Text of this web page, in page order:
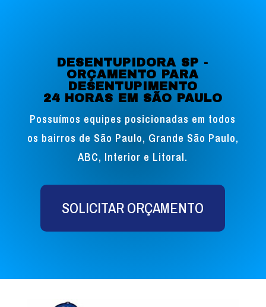
DESENTUPIDORA SP -
ORÇAMENTO PARA
DESENTUPIMENTO
24 HORAS EM SÃO PAULO
Possuímos equipes posicionadas em todos
os bairros de São Paulo, Grande São Paulo,
ABC, Interior e Litoral.
SOLICITAR ORÇAMENTO